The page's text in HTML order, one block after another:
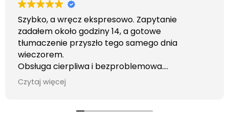
Szybko, a wręcz ekspresowo. Zapytanie
zadałem około godziny 14, a gotowe
tłumaczenie przyszło tego samego dnia
wieczorem.
Obsługa cierpliwa i bezproblemowa.
Otrzymałem wszelkie informacje i porady jaka
usługa będzie dla mnie najlepsza. Faktura także
Czytaj więcej